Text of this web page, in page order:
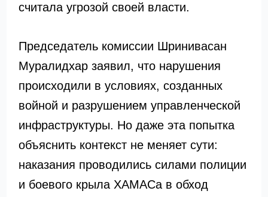
считала угрозой своей власти.
Председатель комиссии Шринивасан
Муралидхар заявил, что нарушения
происходили в условиях, созданных
войной и разрушением управленческой
инфраструктуры. Но даже эта попытка
объяснить контекст не меняет сути:
наказания проводились силами полиции
и боевого крыла ХАМАСа в обход